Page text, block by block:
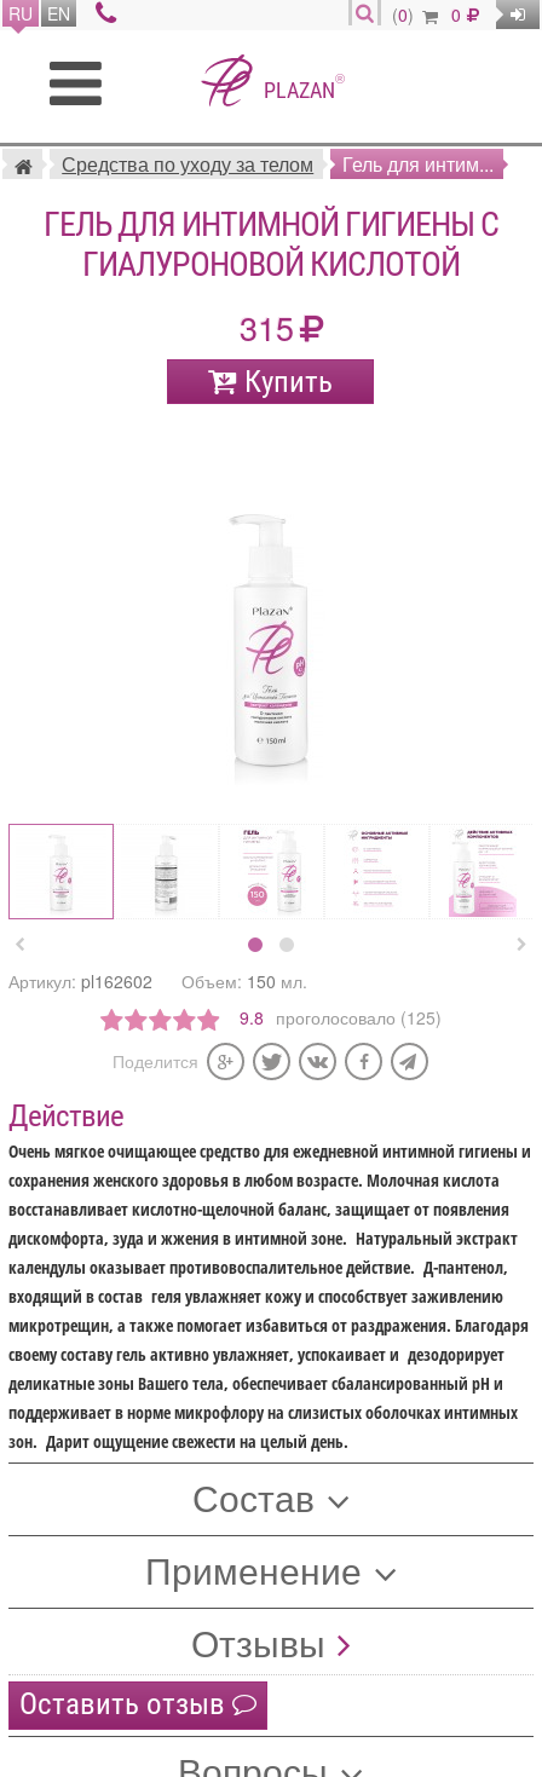
RU EN (0) 0
PLAZAN®
Средства по уходу за телом Гель для интим...
ГЕЛЬ ДЛЯ ИНТИМНОЙ ГИГИЕНЫ C
ГИАЛУРОНОВОЙ КИСЛОТОЙ
315
Купить
 
Артикул:pl162602 Объем: 150 мл.
9.8 проголосовало (125)
Поделится
Действие
Очень мягкое очищающее средство для ежедневной интимной гигиены и
сохранения женского здоровья в любом возрасте. Молочная кислота
восстанавливает кислотно-щелочной баланс, защищает от появления
дискомфорта, зуда и жжения в интимной зоне. Натуральный экстракт
календулы оказывает противовоспалительное действие. Д-пантенол,
входящий в состав геля увлажняет кожу и способствует заживлению
микротрещин, а также помогает избавиться от раздражения. Благодаря
своему составу гель активно увлажняет, успокаивает и дезодорирует
деликатные зоны Вашего тела, обеспечивает сбалансированный pH и
поддерживает в норме микрофлору на слизистых оболочках интимных
зон. Дарит ощущение свежести на целый день.
Состав
Применение
Отзывы
Оставить отзыв